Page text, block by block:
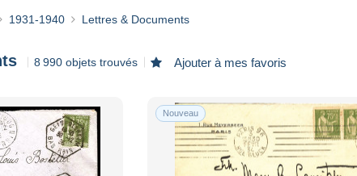
1931-1940 Lettres & Documents
8 990 objets trouvés Ajouter à mes favoris
Nouveau